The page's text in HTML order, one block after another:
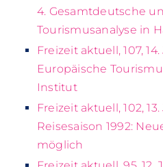
4. Gesamtdeutsche
Tourismusanalyse in
Freizeit aktuell, 107, 14.
Europäische
Institut
Freizeit aktuell, 102, 13.
Reisesaison 1992:
möglich